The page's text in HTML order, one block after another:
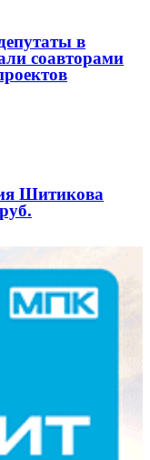
в
соавторами
Шитикова